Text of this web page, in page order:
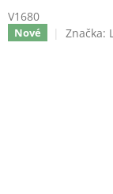
V1680
Nové Značka: